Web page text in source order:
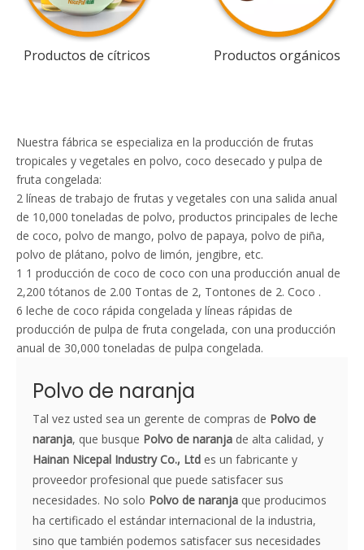
Productos de cítricos Productos orgánicos
Nuestra fábrica se especializa en la producción de frutas
tropicales y vegetales en polvo, coco desecado y pulpa de
fruta congelada:
2 líneas de trabajo de frutas y vegetales con una salida anual
de 10,000 toneladas de polvo, productos principales de leche
de coco, polvo de mango, polvo de papaya, polvo de piña,
polvo de plátano, polvo de limón, jengibre, etc.
1 1 producción de coco de coco con una producción anual de
2,200 tótanos de 2.00 Tontas de 2, Tontones de 2. Coco .
6 leche de coco rápida congelada y líneas rápidas de
producción de pulpa de fruta congelada, con una producción
anual de 30,000 toneladas de pulpa congelada.
Polvo de naranja
Tal vez usted sea un gerente de compras de Polvo de
naranja, que busque Polvo de naranja de alta calidad, y
Hainan Nicepal Industry Co., Ltd es un fabricante y
proveedor profesional que puede satisfacer sus
necesidades. No solo Polvo de naranja que producimos
ha certificado el estándar internacional de la industria,
sino que también podemos satisfacer sus necesidades